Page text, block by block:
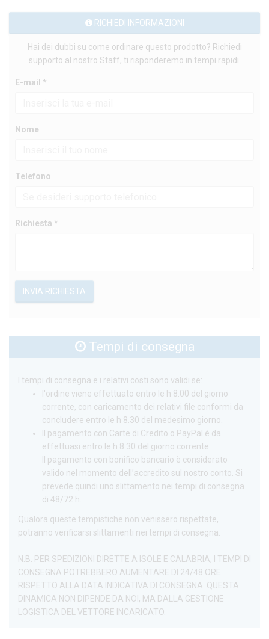
RICHIEDI INFORMAZIONI
Hai dei dubbi su come ordinare questo prodotto? Richiedi
supporto al nostro Staff, ti risponderemo in tempi rapidi.
E-mail *
Nome
Telefono
Richiesta *
INVIA RICHIESTA
Tempi di consegna
I tempi di consegna e i relativi costi sono validi se:
l'ordine viene effettuato entro le h 8.00 del giorno
corrente, con caricamento dei relativi file conformi da
concludere entro le h 8.30 del medesimo giorno.
Il pagamento con Carte di Credito o PayPal è da
effettuasi entro le h 8.30 del giorno corrente.
Il pagamento con bonifico bancario è considerato
valido nel momento dell’accredito sul nostro conto. Si
prevede quindi uno slittamento nei tempi di consegna
di 48/72 h.
Qualora queste tempistiche non venissero rispettate,
potranno verificarsi slittamenti nei tempi di consegna.
N.B. PER SPEDIZIONI DIRETTE A ISOLE E CALABRIA, I TEMPI DI
CONSEGNA POTREBBERO AUMENTARE DI 24/48 ORE
RISPETTO ALLA DATA INDICATIVA DI CONSEGNA. QUESTA
DINAMICA NON DIPENDE DA NOI, MA DALLA GESTIONE
LOGISTICA DEL VETTORE INCARICATO.